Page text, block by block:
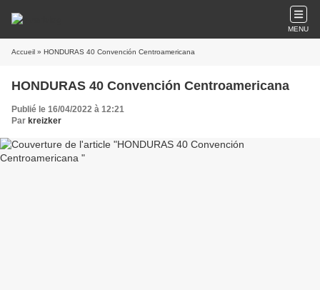
MENU
Accueil » HONDURAS 40 Convención Centroamericana
HONDURAS 40 Convención Centroamericana
Publié le 16/04/2022 à 12:21
Par kreizker